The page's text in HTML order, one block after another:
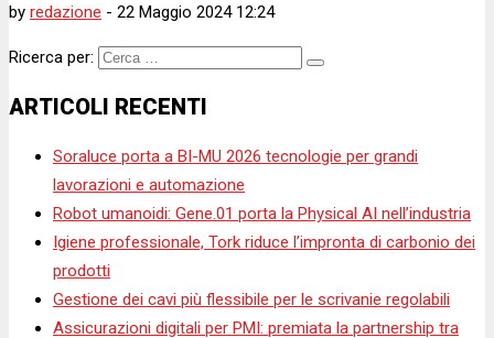
by redazione - 22 Maggio 2024 12:24
Ricerca per:
ARTICOLI RECENTI
Soraluce porta a BI-MU 2026 tecnologie per grandi
lavorazioni e automazione
Robot umanoidi: Gene.01 porta la Physical AI nell’industria
Igiene professionale, Tork riduce l’impronta di carbonio dei
prodotti
Gestione dei cavi più flessibile per le scrivanie regolabili
Assicurazioni digitali per PMI: premiata la partnership tra